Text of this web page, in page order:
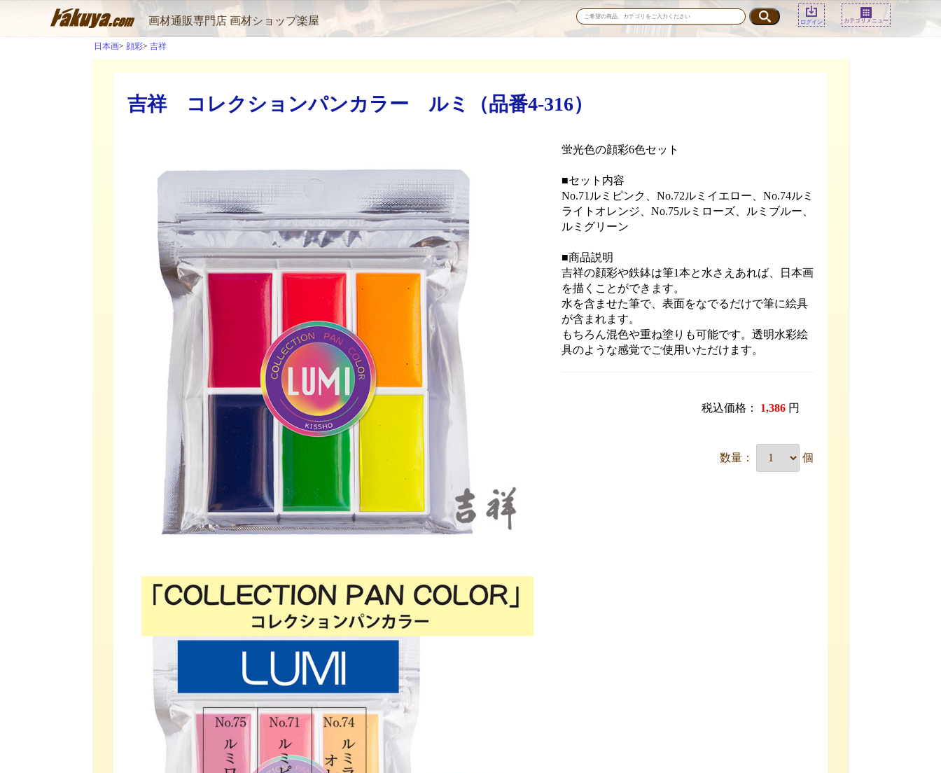
画材通販専門店 画材ショップ楽屋 ログイン カテゴリメニュー
日本画 顔彩 吉祥
吉祥 コレクションパンカラー ルミ（品番4-316）
蛍光色の顔彩6色セット
■セット内容
No.71ルミピンク、No.72ルミイエロー、No.74ルミ
ライトオレンジ、No.75ルミローズ、ルミブルー、
ルミグリーン
■商品説明
吉祥の顔彩や鉄鉢は筆1本と水さえあれば、日本画
を描くことができます。
水を含ませた筆で、表面をなでるだけで筆に絵具
が含まれます。
もちろん混色や重ね塗りも可能です。透明水彩絵
具のような感覚でご使用いただけます。
税込価格： 1,386 円
数量： 個